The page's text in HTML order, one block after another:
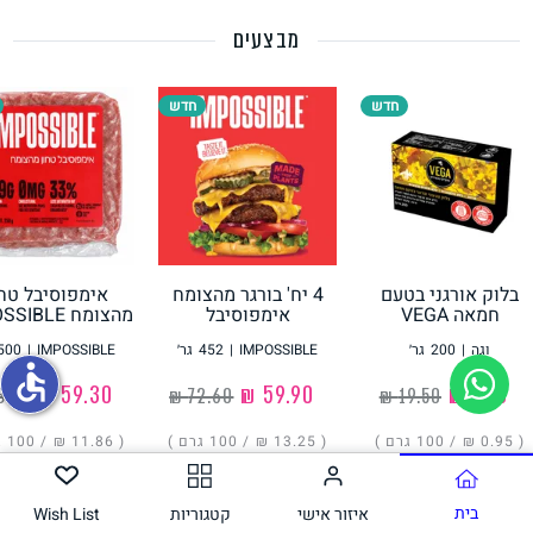
גבינות טבעוניות
מבצעים
חדש
בלוק אורגני בטעם
חמאה VEGA
200 גר׳ | וגה
‏19.50 ₪ ‏1.90 ₪
( ‏0.95 ₪ / 100 גרם )
חדש
4 יח' בורגר מהצומח
אימפוסיבל
452 גר׳ | IMPOSSIBLE
‏72.60 ₪
( ‏13.25 ₪ / 100 גרם )
אימפוסיבל
מהצומח IMPOSSIBLE
| IMPOSSIBLE
‏68.00 ₪
( ‏11.86 ₪ / 100 גרם
הוסיפו בית איזור אישי קטגוריות Wish List
accessible